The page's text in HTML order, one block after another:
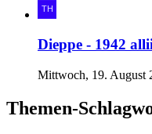
Dieppe - 1942
Mittwoch, 19. August
Themen-